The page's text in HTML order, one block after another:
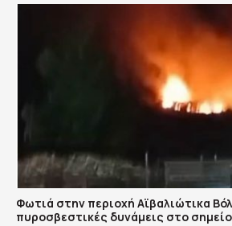
Φωτιά στην περιοχή Αϊβαλιώτικα
πυροσβεστικές δυνάμεις στο σημείο